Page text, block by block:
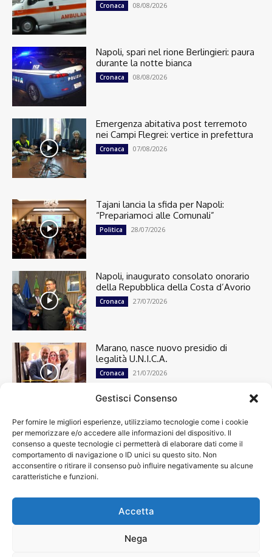
Gestisci Consenso
Per fornire le migliori esperienze, utilizziamo tecnologie come i cookie
per memorizzare e/o accedere alle informazioni del dispositivo. Il
consenso a queste tecnologie ci permetterà di elaborare dati come il
comportamento di navigazione o ID unici su questo sito. Non
acconsentire o ritirare il consenso può influire negativamente su alcune
caratteristiche e funzioni.
Accetta
Nega
Cronaca 08/08/2026
Napoli, spari nel rione Berlingieri: paura
durante la notte bianca
Cronaca 08/08/2026
Emergenza abitativa post terremoto
nei Campi Flegrei: vertice in prefettura
Cronaca 07/08/2026
Tajani lancia la sfida per Napoli:
“Prepariamoci alle Comunali”
Politica 28/07/2026
Napoli, inaugurato consolato onorario
della Repubblica della Costa d’Avorio
Cronaca 27/07/2026
Marano, nasce nuovo presidio di
legalità U.N.I.C.A.
Cronaca 21/07/2026
Cronaca
13501
Attualità
7304
top
News
4209
Cultura